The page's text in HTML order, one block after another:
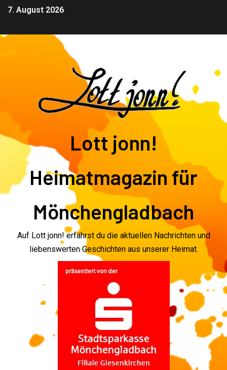
7. August 2026
Lott jonn!
Heimatmagazin für
Mönchengladbach
Auf Lott jonn! erfährst du die aktuellen Nachrichten und
liebenswerten Geschichten aus unserer Heimat.